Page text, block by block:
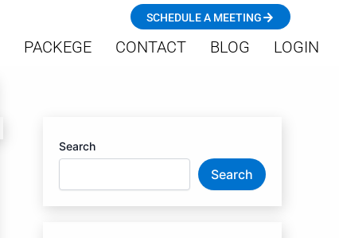
SCHEDULE A MEETING
PACKEGE CONTACT BLOG LOGIN
Search
Search